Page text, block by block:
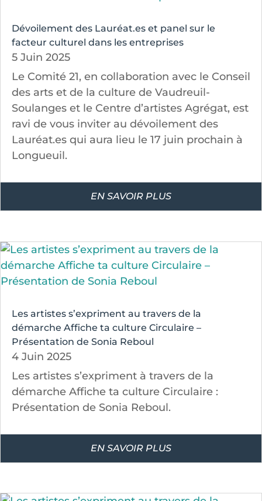
Dévoilement des Lauréat.es et panel sur le
facteur culturel dans les entreprises
5 Juin 2025
Le Comité 21, en collaboration avec le Conseil
des arts et de la culture de Vaudreuil-
Soulanges et le Centre d’artistes Agrégat, est
ravi de vous inviter au dévoilement des
Lauréat.es qui aura lieu le 17 juin prochain à
Longueuil.
EN SAVOIR PLUS
Les artistes s’expriment au travers de la
démarche Affiche ta culture Circulaire –
Présentation de Sonia Reboul
4 Juin 2025
Les artistes s’expriment à travers de la
démarche Affiche ta culture Circulaire :
Présentation de Sonia Reboul.
EN SAVOIR PLUS